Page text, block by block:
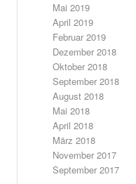
Mai 2019
April 2019
Februar 2019
Dezember 2018
Oktober 2018
September 2018
August 2018
Mai 2018
April 2018
März 2018
November 2017
September 2017